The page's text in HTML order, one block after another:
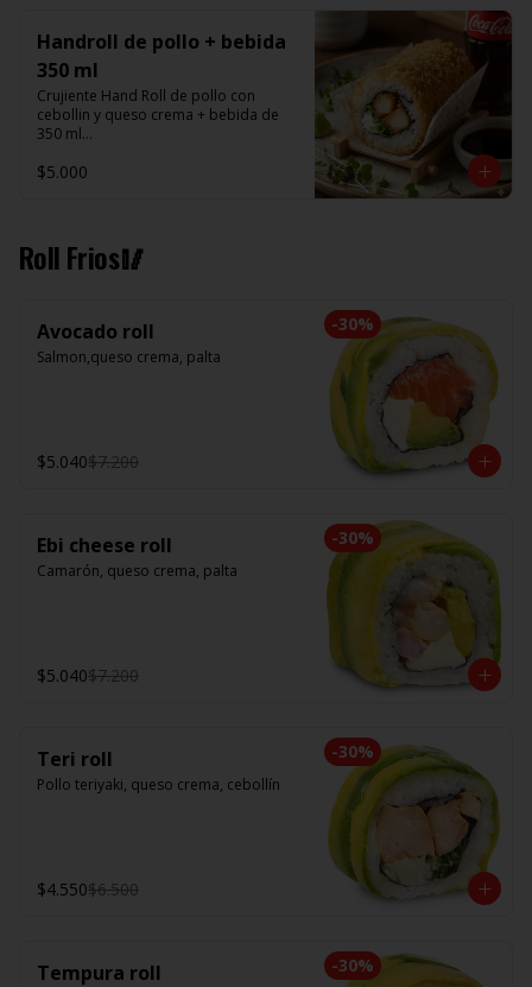
Handroll de pollo + bebida
350 ml
Crujiente Hand Roll de pollo con
cebollin y queso crema + bebida de
350 ml
Promoción valida de Lunes a viernes
$5.000
Roll Frios🥢
-30%
Avocado roll
Salmon,queso crema, palta
$5.040$7.200
-30%
Ebi cheese roll
Camarón, queso crema, palta
$5.040$7.200
-30%
Teri roll
Pollo teriyaki, queso crema, cebollín
$4.550$6.500
-30%
Tempura roll